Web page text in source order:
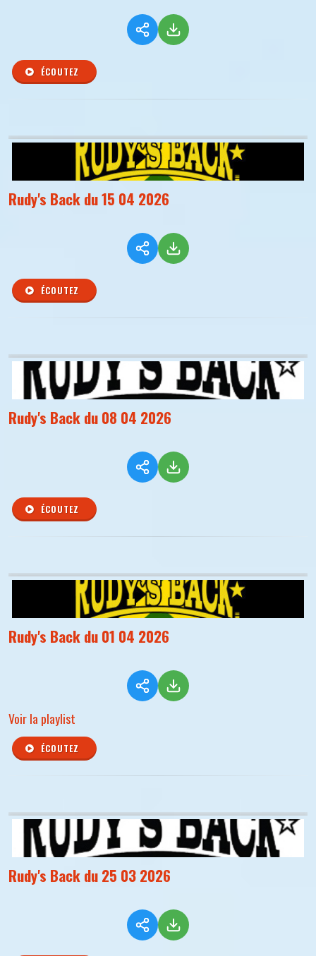
ÉCOUTEZ
Rudy's Back du 15 04 2026
ÉCOUTEZ
Rudy's Back du 08 04 2026
ÉCOUTEZ
Rudy's Back du 01 04 2026
Voir la playlist
ÉCOUTEZ
Rudy's Back du 25 03 2026